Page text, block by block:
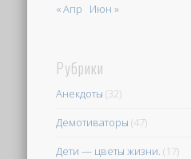
« Апр Июн »
Рубрики
Анекдоты (32)
Демотиваторы (47)
Дети — цветы жизни. (17)